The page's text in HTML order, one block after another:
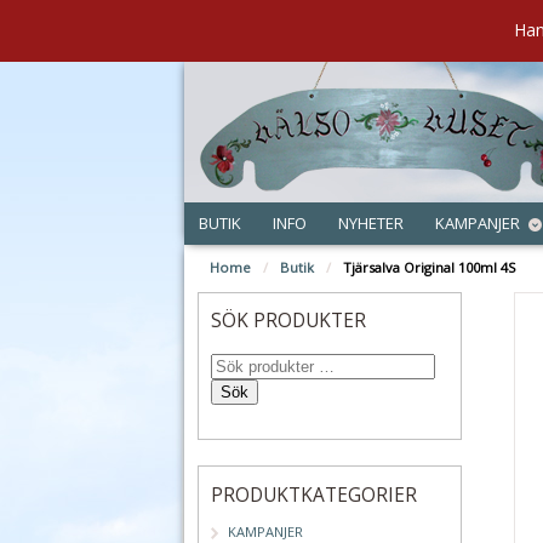
BUTIK INFO NYHETER KAMPANJER
Home / Butik / Tjärsalva Original 100ml 4S
SÖK PRODUKTER
Sök
PRODUKTKATEGORIER
KAMPANJER